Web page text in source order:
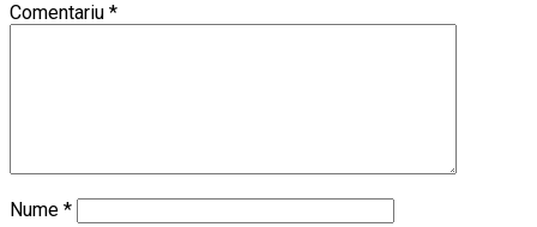
Comentariu *
Nume *